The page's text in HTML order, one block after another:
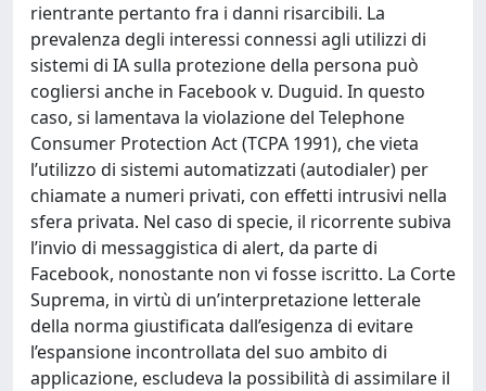
rientrante pertanto fra i danni risarcibili. La
prevalenza degli interessi connessi agli utilizzi di
sistemi di IA sulla protezione della persona può
cogliersi anche in Facebook v. Duguid. In questo
caso, si lamentava la violazione del Telephone
Consumer Protection Act (TCPA 1991), che vieta
l’utilizzo di sistemi automatizzati (autodialer) per
chiamate a numeri privati, con effetti intrusivi nella
sfera privata. Nel caso di specie, il ricorrente subiva
l’invio di messaggistica di alert, da parte di
Facebook, nonostante non vi fosse iscritto. La Corte
Suprema, in virtù di un’interpretazione letterale
della norma giustificata dall’esigenza di evitare
l’espansione incontrollata del suo ambito di
applicazione, escludeva la possibilità di assimilare il